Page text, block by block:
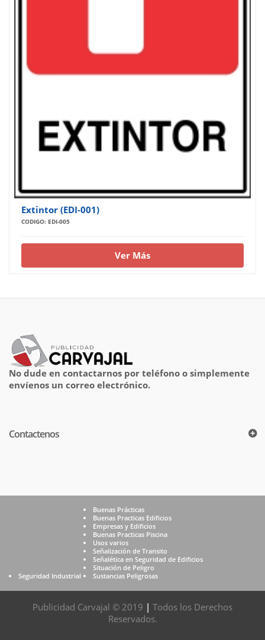
Extintor (EDI-001)
CODIGO: EDI-005
Ver Más
No dude en contactarnos por teléfono o simplemente
envíenos un correo electrónico.
Contactenos
Seguridad Industrial
Buenas Prácticas
Buenas Practicas Edificios
Empresas y Edificios
Buenas Practicas Piscina
Usos varios
Señalización de Transito
Señalética en Seguridad de Edificios
Situación de Peligro
Sustancias Peligrosas
Publicidad Carvajal © 2019 | Todos los Derechos
Reservados.